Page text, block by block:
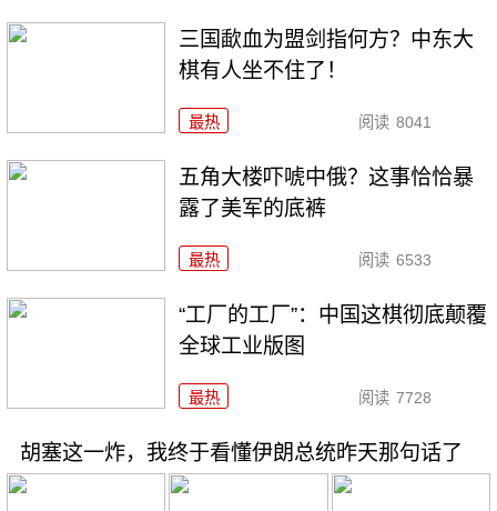
三国歃血为盟剑指何方？中东大
棋有人坐不住了！
最热 阅读 8041
五角大楼吓唬中俄？这事恰恰暴
露了美军的底裤
最热 阅读 6533
“工厂的工厂”：中国这棋彻底颠覆
全球工业版图
最热 阅读 7728
胡塞这一炸，我终于看懂伊朗总统昨天那句话了